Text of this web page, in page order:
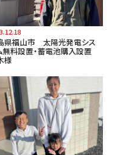
県福山市 太陽光発電シス
無料設置・蓄電池購入設置
様